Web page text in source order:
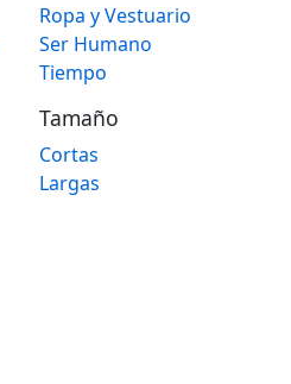
Ropa y Vestuario
Ser Humano
Tiempo
Tamaño
Cortas
Largas